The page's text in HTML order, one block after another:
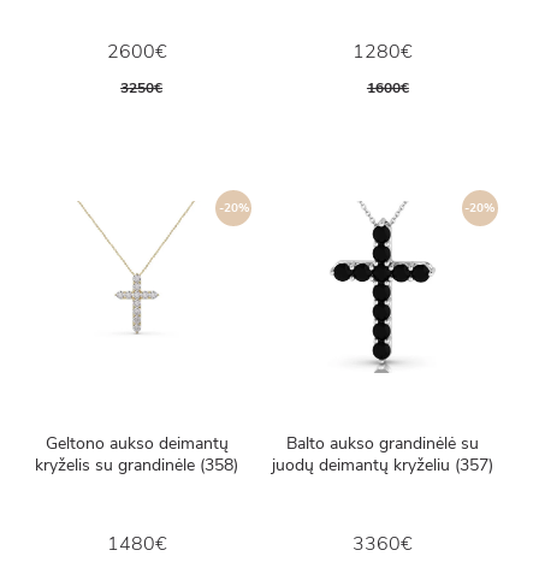
2600€
3250€
1280€
1600€
-20%
Geltono aukso deimantų
kryželis su grandinėle (358)
1480€
-20%
Balto aukso grandinėlė su
juodų deimantų kryželiu (357)
3360€